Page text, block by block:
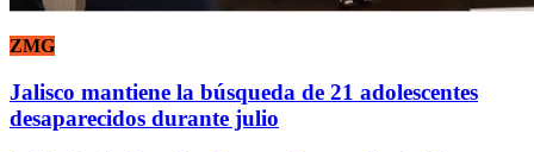
ZMG
Jalisco mantiene la búsqueda de 21 adolescentes
desaparecidos durante julio